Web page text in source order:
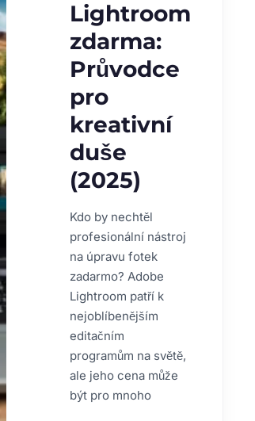
Lightroom
zdarma:
Průvodce
pro
kreativní
duše
(2025)
Kdo by nechtěl
profesionální nástroj
na úpravu fotek
zadarmo? Adobe
Lightroom patří k
nejoblíbenějším
editačním
programům na světě,
ale jeho cena může
být pro mnoho